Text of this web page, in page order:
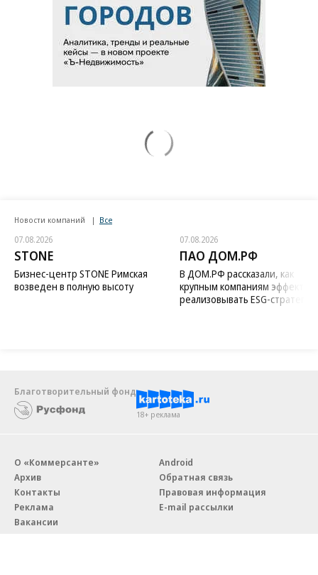
Новости компаний Все
07.08.2026
STONE
Бизнес-центр STONE Римская
возведен в полную высоту
07.08.2026
ПАО ДОМ.РФ
В ДОМ.РФ рассказали, как
крупным компаниям
реализовывать ESG-стратегию
Благотворительный фонд
18+ реклама
О «Коммерсанте»
Архив
Контакты
Реклама
Вакансии
Android
Обратная связь
Правовая информация
E-mail рассылки